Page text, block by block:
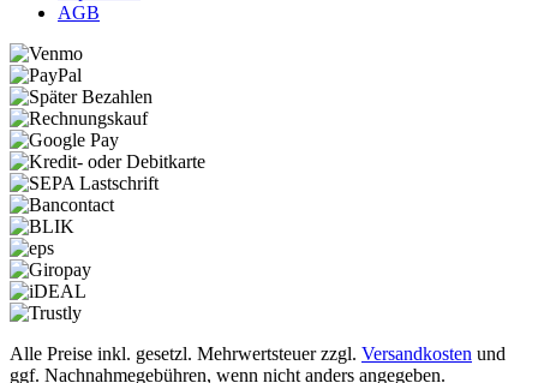
AGB
Alle Preise inkl. gesetzl. Mehrwertsteuer zzgl. Versandkosten und
ggf. Nachnahmegebühren, wenn nicht anders angegeben.